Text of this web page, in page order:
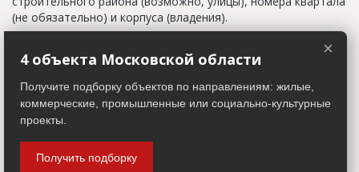
(не обязательно) и корпуса (владения).
Настоящим строительным адресом можно считать адрес,
указанный в правоустанавливающих документах. Иногда
строительные организации делают свои добавления
(например, вторая очередь). В официальных документах
должен присутствовать официальный строительный адрес,
а все остальное - это уточнения типа "шестикомнатная
квартира с большой кладовой", которые годятся только
для переговоров.
×
4 объекта Московской области
Получите подборку объектов по направлениям: жилые,
коммерческие, промышленные или социально-культурные
проекты.
Получить подборку